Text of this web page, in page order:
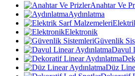
Anahtar Ve
Aydınlatma
Elektronik
Güvenlik
Davul
Düz